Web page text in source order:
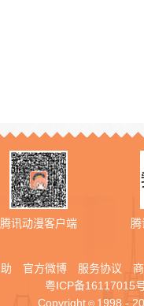
腾讯动漫客户端
官方微博 服务协议
粤ICP备16117015
Copyright © 1998 -